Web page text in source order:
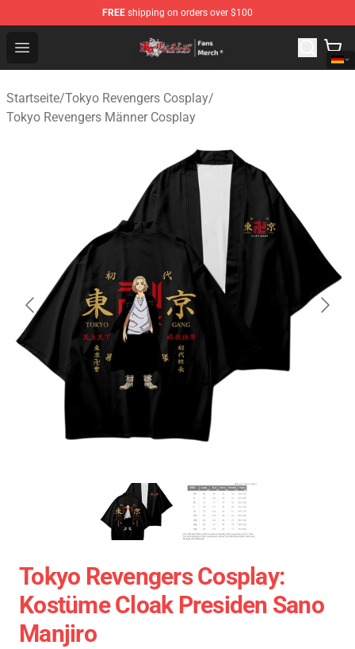
FREE shipping on orders over $100
Open menu
Tokyo Revengers Store - Official Tokyo Revengers
Startseite/Tokyo Revengers Cosplay/
Tokyo Revengers Männer Cosplay
Tokyo Revengers Cosplay:
Kostüme Cloak Presiden Sano
Manjiro